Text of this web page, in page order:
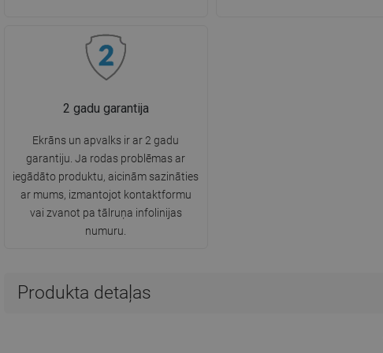
2 gadu garantija
Ekrāns un apvalks ir ar 2 gadu
garantiju. Ja rodas problēmas ar
iegādāto produktu, aicinām sazināties
ar mums, izmantojot kontaktformu
vai zvanot pa tālruņa infolinijas
numuru.
Produkta detaļas